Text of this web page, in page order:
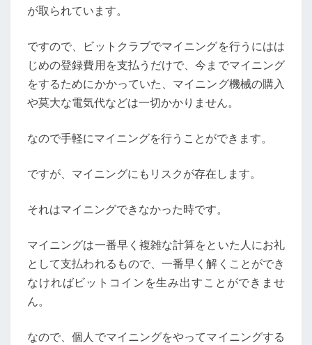
が取られています。
ですので、ビットクラブでマイニングを行うにはは
じめの登録費用を支払うだけで、今までマイニング
をするためにかかっていた、マイニング機械の購入
や莫大な電気代などは一切かかりません。
なので手軽にマイニングを行うことができます。
ですが、マイニングにもリスクが存在します。
それはマイニングできなかった時です。
マイニングは一番早く複雑な計算をといた人にお礼
として支払われるもので、一番早く解くことができ
なければビットコインを生み出すことができませ
ん。
なので、個人でマイニングをやってマイニングする